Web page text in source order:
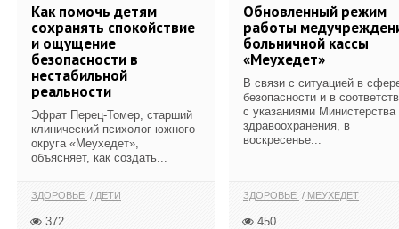
Как помочь детям
сохранять спокойствие
и ощущение
безопасности в
нестабильной
реальности
Эфрат Перец-Томер, старший
клинический психолог южного
округа «Меухедет»,
объясняет, как создать...
ЗДОРОВЬЕ ДЕТИ
372
Обновленный режим
работы
больничной кассы
«Меухедет»
В связи с ситуацией в
безопасности и в
с указаниями Министерства
здравоохранения, в
воскресенье...
ЗДОРОВЬЕ МЕУХЕДЕТ
450